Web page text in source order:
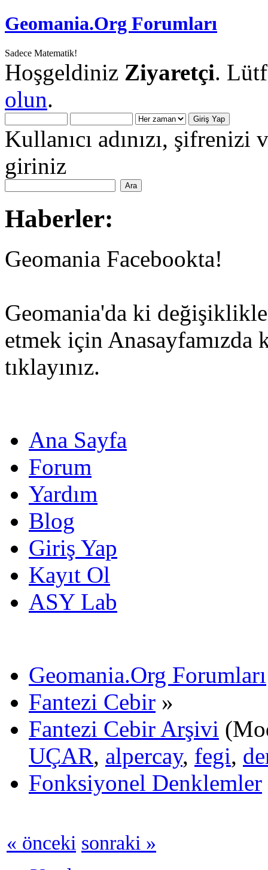
Geomania.Org Forumları
Sadece Matematik!
Hoşgeldiniz Ziyaretçi.
olun.
Kullanıcı adınızı,
giriniz
Haberler:
Geomania Facebookta!
Geomania'da ki
etmek için
tıklayınız.
Ana Sayfa
Forum
Yardım
Blog
Giriş Yap
Kayıt Ol
ASY Lab
Geomania.Org Forumları
Fantezi Cebir »
Fantezi Cebir Arşivi
UÇAR, alpercay, fegi,
Fonksiyonel Denklemler
« önceki sonraki »